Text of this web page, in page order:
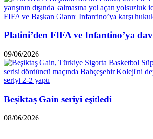
Platini’den FIFA ve Infantino’ya
09/06/2026
Beşiktaş Gain seriyi eşitledi
08/06/2026